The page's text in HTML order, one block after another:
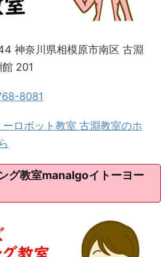
神奈川県相模原市南区 古淵
201
8081
ロボット教室 古淵教室のホ
グ教室manalgoイトーヨー